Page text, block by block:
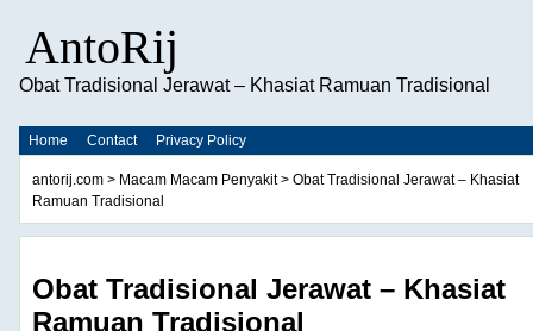
AntoRij
Obat Tradisional Jerawat – Khasiat Ramuan Tradisional
Home Contact Privacy Policy
antorij.com > Macam Macam Penyakit> Obat Tradisional Jerawat – Khasiat
Ramuan Tradisional
Obat Tradisional Jerawat – Khasiat
Ramuan Tradisional